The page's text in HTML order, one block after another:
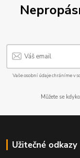
Vaše osobní údaje chráníme v
Můžete se
Užitečné odkazy